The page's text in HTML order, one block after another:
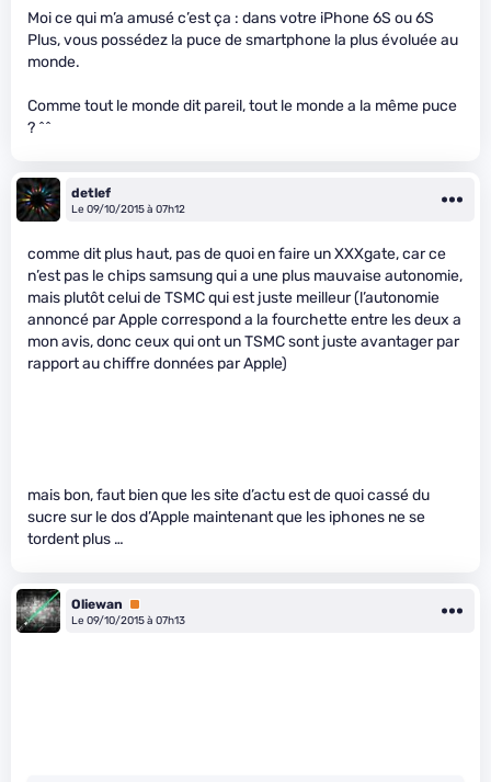
Moi ce qui m’a amusé c’est ça : dans votre iPhone 6S ou 6S
Plus, vous possédez la puce de smartphone la plus évoluée au
monde.
Comme tout le monde dit pareil, tout le monde a la même puce
? ^^
detlef
Le 09/10/2015 à 07h12
comme dit plus haut, pas de quoi en faire un XXXgate, car ce
n’est pas le chips samsung qui a une plus mauvaise autonomie,
mais plutôt celui de TSMC qui est juste meilleur (l’autonomie
annoncé par Apple correspond a la fourchette entre les deux a
mon avis, donc ceux qui ont un TSMC sont juste avantager par
rapport au chiffre données par Apple)
mais bon, faut bien que les site d’actu est de quoi cassé du
sucre sur le dos d’Apple maintenant que les iphones ne se
tordent plus …
Oliewan
Premium
Le 09/10/2015 à 07h13